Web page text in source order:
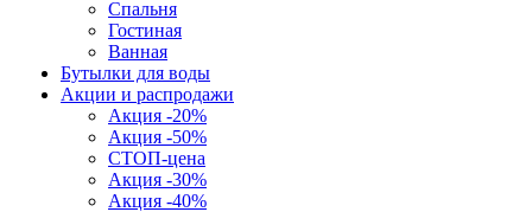
Спальня
Гостиная
Ванная
Бутылки для воды
Акции и распродажи
Акция -20%
Акция -50%
СТОП-цена
Акция -30%
Акция -40%